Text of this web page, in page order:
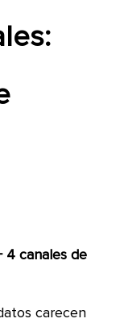
4 canales de
carecen